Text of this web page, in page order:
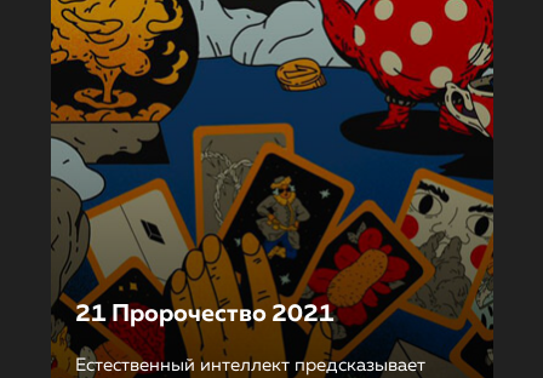
21 Пророчество 2021
Естественный интеллект предсказывает